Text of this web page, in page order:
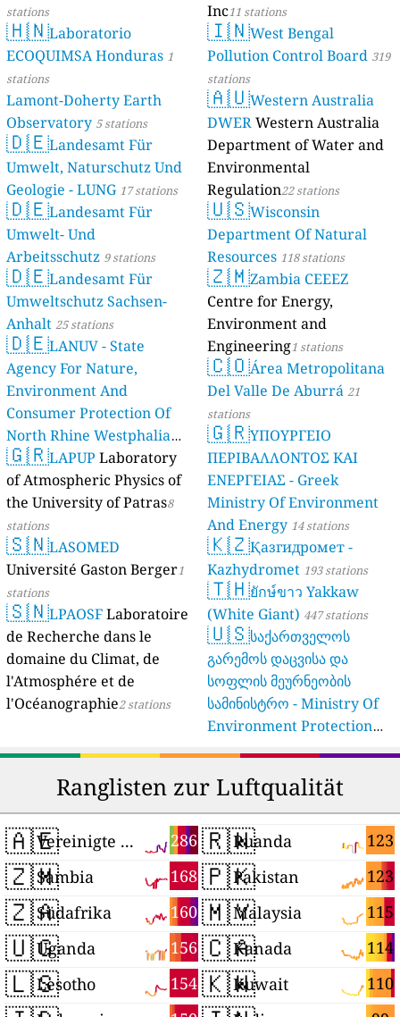
stations
🇭🇳Laboratorio
ECOQUIMSA Honduras 1
stations
Lamont-Doherty Earth
Observatory 5 stations
🇩🇪Landesamt Für
Umwelt, Naturschutz Und
Geologie - LUNG 17 stations
🇩🇪Landesamt Für
Umwelt- Und
Arbeitsschutz 9 stations
🇩🇪Landesamt Für
Umweltschutz Sachsen-
Anhalt 25 stations
🇩🇪LANUV - State
Agency For Nature,
Environment And
Consumer Protection Of
North Rhine Westphalia
(Landesamt Für Natur,
Umwelt Und
Verbraucherschutz NRW)
61 stations
🇬🇷LAPUP Laboratory
of Atmospheric Physics of
the University of Patras8
stations
🇸🇳LASOMED
Université Gaston Berger1
stations
🇸🇳LPAOSF Laboratoire
de Recherche dans le
domaine du Climat, de
l'Atmosphére et de
l'Océanographie2 stations
Inc11 stations
🇮🇳West Bengal
Pollution Control Board 319
stations
🇦🇺Western Australia
DWERWestern Australia
Department of Water and
Environmental
Regulation22 stations
🇺🇸Wisconsin
Department Of Natural
Resources 118 stations
🇿🇲Zambia CEEEZ
Centre for Energy,
Environment and
Engineering1 stations
🇨🇴Área Metropolitana
Del Valle De Aburrá 21
stations
🇬🇷ΥΠΟΥΡΓΕΙΟ
ΠΕΡΙΒΑΛΛΟΝΤΟΣ ΚΑΙ
ΕΝΕΡΓΕΙΑΣ - Greek
Ministry Of Environment
And Energy 14 stations
🇰🇿Қазгидромет -
Kazhydromet 193 stations
🇹🇭ยักษ์ขาว Yakkaw
(White Giant) 447 stations
🇺🇸საქართველოს
გარემოს დაცვისა და
სოფლის მეურნეობის
სამინისტრო - Ministry Of
Environment Protection
Ranglisten zur Luftqualität
🇦🇪 286
Vereinigte Arabische Emirate
🇿🇲 168
Sambia
🇿🇦 160
Südafrika
🇺🇬 156
Uganda
🇱🇸 154
Lesotho
🇷🇼 123
Ruanda
🇵🇰 123
Pakistan
🇲🇾 115
Malaysia
🇨🇦 114
Kanada
🇰🇼 110
Kuwait